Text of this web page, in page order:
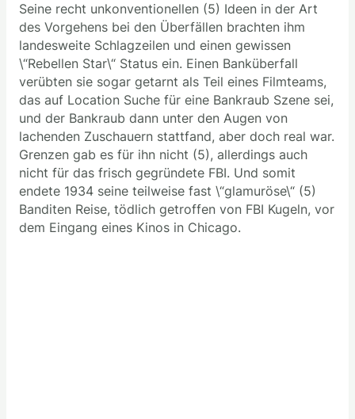
Seine recht unkonventionellen (5) Ideen in der Art
des Vorgehens bei den Überfällen brachten ihm
landesweite Schlagzeilen und einen gewissen
\“Rebellen Star\“ Status ein. Einen Banküberfall
verübten sie sogar getarnt als Teil eines Filmteams,
das auf Location Suche für eine Bankraub Szene sei,
und der Bankraub dann unter den Augen von
lachenden Zuschauern stattfand, aber doch real war.
Grenzen gab es für ihn nicht (5), allerdings auch
nicht für das frisch gegründete FBI. Und somit
endete 1934 seine teilweise fast \“glamuröse\“ (5)
Banditen Reise, tödlich getroffen von FBI Kugeln, vor
dem Eingang eines Kinos in Chicago.